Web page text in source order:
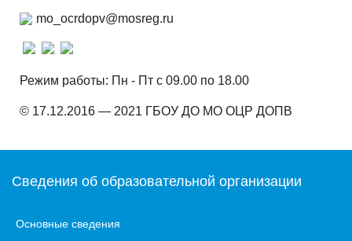
mo_ocrdopv@mosreg.ru
Режим работы: Пн - Пт с 09.00 по 18.00
© 17.12.2016 — 2021 ГБОУ ДО МО ОЦР ДОПВ
Сведения об образовательной организации
Основные сведения